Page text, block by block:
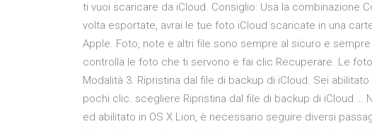
ti vuoi scaricare da iCloud. Consiglio: Usa la combinazione
volta esportate, avrai le tue foto iCloud scaricate in una
Apple. Foto, note e altri file sono sempre al sicuro e
controlla le foto che ti servono e fai clic Recuperare. Le
Modalità 3. Ripristina dal file di backup di iCloud. Sei
pochi clic. scegliere Ripristina dal file di backup di iCloud …
ed abilitato in OS X Lion, è necessario seguire diversi